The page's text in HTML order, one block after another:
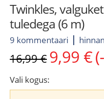
Twinkles,
tuledega (6 m)
9 kommentaari
16,99€ Algne
hind
oli:
16,99 €.
9,99 €
Vali kogus: